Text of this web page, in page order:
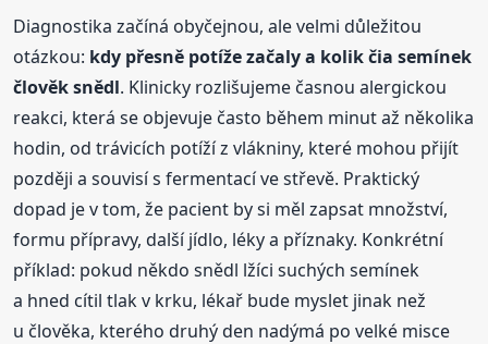
Diagnostika začíná obyčejnou, ale velmi důležitou
otázkou: kdy přesně potíže začaly a kolik čia semínek
člověk snědl. Klinicky rozlišujeme časnou alergickou
reakci, která se objevuje často během minut až několika
hodin, od trávicích potíží z vlákniny, které mohou přijít
později a souvisí s fermentací ve střevě. Praktický
dopad je v tom, že pacient by si měl zapsat množství,
formu přípravy, další jídlo, léky a příznaky. Konkrétní
příklad: pokud někdo snědl lžíci suchých semínek
a hned cítil tlak v krku, lékař bude myslet jinak než
u člověka, kterého druhý den nadýmá po velké misce